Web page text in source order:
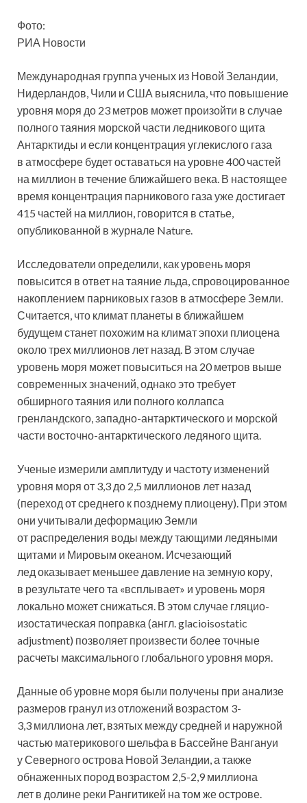
Фото:
РИА Новости
Международная группа ученых из Новой Зеландии,
Нидерландов, Чили и США выяснила, что повышение
уровня моря до 23 метров может произойти в случае
полного таяния морской части ледникового щита
Антарктиды и если концентрация углекислого газа
в атмосфере будет оставаться на уровне 400 частей
на миллион в течение ближайшего века. В настоящее
время концентрация парникового газа уже достигает
415 частей на миллион, говорится в статье,
опубликованной в журнале Nature.
Исследователи определили, как уровень моря
повысится в ответ на таяние льда, спровоцированное
накоплением парниковых газов в атмосфере Земли.
Считается, что климат планеты в ближайшем
будущем станет похожим на климат эпохи плиоцена
около трех миллионов лет назад. В этом случае
уровень моря может повыситься на 20 метров выше
современных значений, однако это требует
обширного таяния или полного коллапса
гренландского, западно-антарктического и морской
части восточно-антарктического ледяного щита.
Ученые измерили амплитуду и частоту изменений
уровня моря от 3,3 до 2,5 миллионов лет назад
(переход от среднего к позднему плиоцену). При этом
они учитывали деформацию Земли
от распределения воды между тающими ледяными
щитами и Мировым океаном. Исчезающий
лед оказывает меньшее давление на земную кору,
в результате чего та «всплывает» и уровень моря
локально может снижаться. В этом случае гляцио-
изостатическая поправка (англ. glacioisostatic
adjustment) позволяет произвести более точные
расчеты максимального глобального уровня моря.
Данные об уровне моря были получены при анализе
размеров гранул из отложений возрастом 3-
3,3 миллиона лет, взятых между средней и наружной
частью материкового шельфа в Бассейне Вангануи
у Северного острова Новой Зеландии, а также
обнаженных пород возрастом 2,5-2,9 миллиона
лет в долине реки Рангитикей на том же острове.